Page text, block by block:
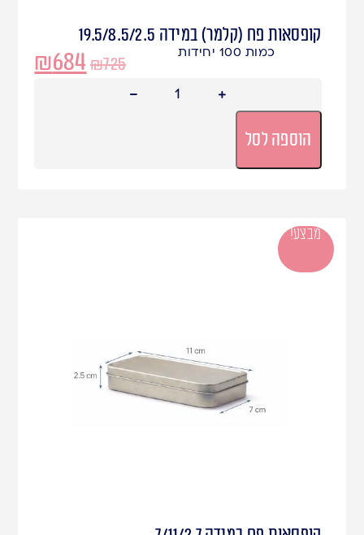
קופסאות פח (קלמר) במידה 19.5/8.5/2.5
₪725
₪684 כמות 100 יחידות
הוספה לסל
מבצע!